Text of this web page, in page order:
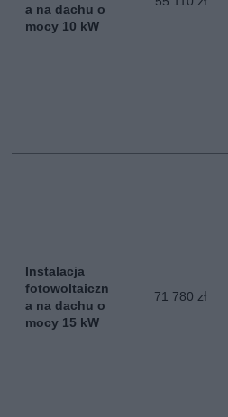
a na dachu o
mocy 10 kW
Instalacja
fotowoltaiczn
a na dachu o
mocy 15 kW
71 780 zł